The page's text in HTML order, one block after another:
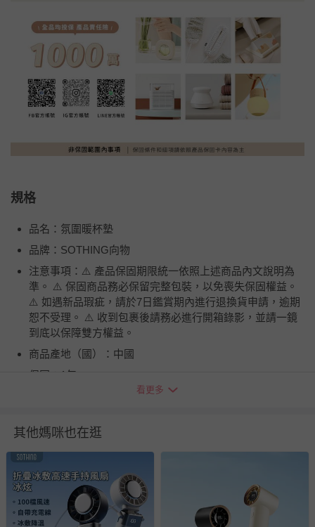
規格
品名：氛圍暖杯墊
品牌：SOTHING向物
注意事項：⚠️ 產品保固期限統一依照上述商品內文說明為
準。 ⚠️ 保固商品務必保留完整包裝，以免喪失保固權益。
⚠️ 如遇新品瑕疵，請於7日鑑賞期內進行退換貨申請，逾期
恕不受理。 ⚠️ 收到包裹後請務必進行開箱錄影，並請一鏡
到底以保障雙方權益。
商品產地（國）：中國
保固：1年
BSMI商品檢驗標識字號：R45673
您所購買的商品享有7天的鑑賞期／猶豫期權益，但此期間
並非試用期，您所退回的商品必須是未經使用的全新狀態，
包含完整包裝、配件、說明文件及贈品等。
如需退換貨，請於收到商品7天（含例假日內提出），如為
瑕疵退換貨所產生的運費，將由媽咪愛負責處理，若非瑕疵
看更多
其他媽咪也在逛